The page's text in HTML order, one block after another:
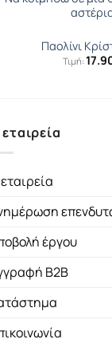
Παολίνι
Τιμή:
έργου
B2B